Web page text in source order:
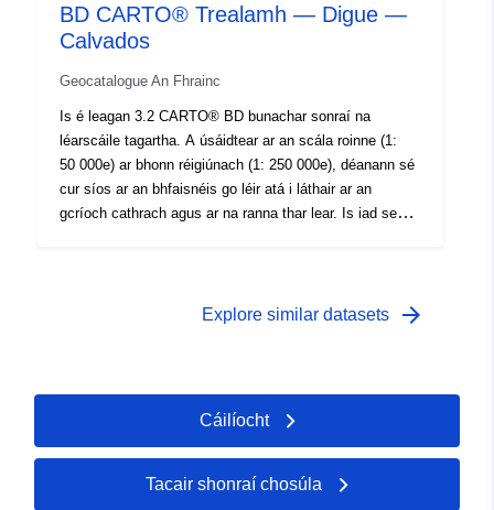
deannaigh. Cé go raibh an t-ualach is ísle ag PM10 ó
thús na dtaifead, tomhaiseadh luachanna níos airde, go
gnóthacha, SO2 in aice le plandaí tionsclaíocha aonair.
Baineadh amach na teorainneacha agus na
spriocluachanna le haghaidh aonocsaíde carbóin,
luaidhe, caidmiam agus nicile in PM10 agus le haghaidh
beinséine. Tá truailliú ózóin faoi bhun an mheáin i
gcomparáid le blianta beaga anuas.
BD CARTO® Trealamh — Digue —
Calvados
Geocatalogue An Fhrainc
Is é leagan 3.2 CARTO® BD bunachar sonraí na
léarscáile tagartha. A úsáidtear ar an scála roinne (1:
50 000e) ar bhonn réigiúnach (1: 250 000e), déanann sé
cur síos ar an bhfaisnéis go léir atá i láthair ar an
gcríoch cathrach agus ar na ranna thar lear. Is iad seo a
Explore similar datasets arrow_forward
Cáilíocht
Tacair shonraí chosúla